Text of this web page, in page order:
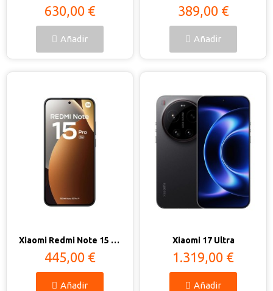
630,00 €
Añadir
389,00 €
Añadir
Vista rápida Xiaomi Redmi Note 15 Pro 5G
445,00 €
Añadir
Vista rápida
Xiaomi 17 Ultra
1.319,00 €
Añadir